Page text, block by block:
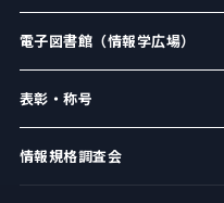
電子図書館（情報学広場）
表彰・称号
情報規格調査会